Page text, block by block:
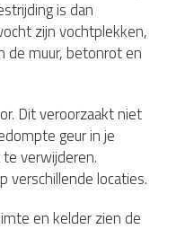
is dan
zijn vochtplekken,
de muur, betonrot en
Dit veroorzaakt niet
geur in je
verwijderen.
verschillende locaties.
en kelder zien de